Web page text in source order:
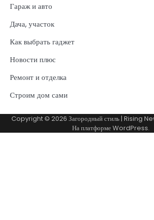
Гараж и авто
Дача, участок
Как выбрать гаджет
Новости плюс
Ремонт и отделка
Строим дом сами
Copyright © 2026 Загородный стиль| Rising
На платформеWordPress.